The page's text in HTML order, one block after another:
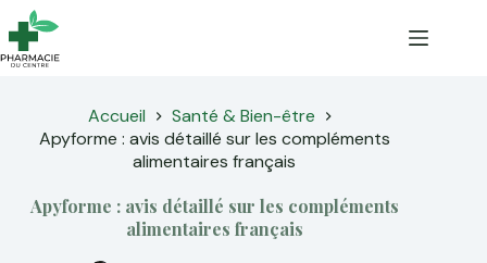
Passer
au
contenu
Accueil
Santé & Bien-être
Apyforme : avis détaillé sur les compléments
alimentaires français
Apyforme : avis détaillé sur les compléments
alimentaires français